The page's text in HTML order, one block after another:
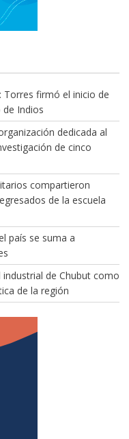
Torres firmó el inicio de
Indios
dedicada al
de cinco
compartieron
de la escuela
país se suma a
de Chubut como
de la región